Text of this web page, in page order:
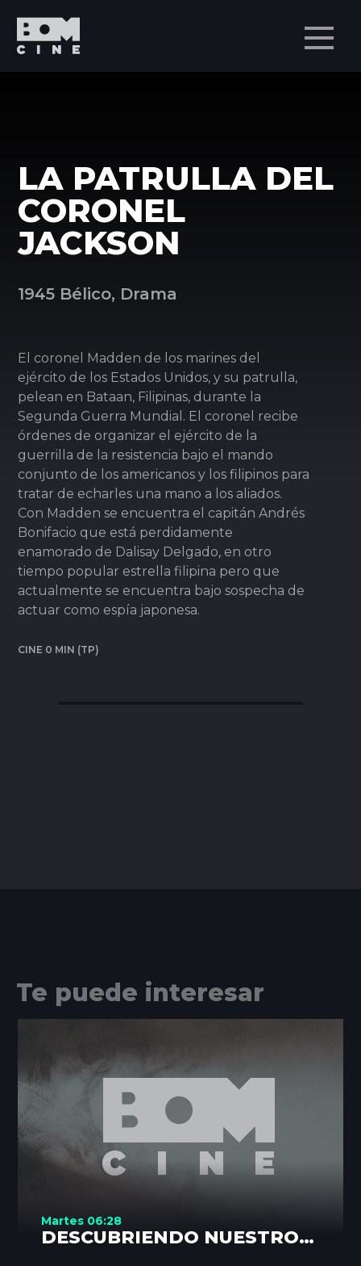
LA PATRULLA DEL
CORONEL
JACKSON
1945 Bélico, Drama
El coronel Madden de los marines del
ejército de los Estados Unidos, y su patrulla,
pelean en Bataan, Filipinas, durante la
Segunda Guerra Mundial. El coronel recibe
órdenes de organizar el ejército de la
guerrilla de la resistencia bajo el mando
conjunto de los americanos y los filipinos para
tratar de echarles una mano a los aliados.
Con Madden se encuentra el capitán Andrés
Bonifacio que está perdidamente
enamorado de Dalisay Delgado, en otro
tiempo popular estrella filipina pero que
actualmente se encuentra bajo sospecha de
actuar como espía japonesa.
CINE 0 MIN (TP)
Te puede interesar
Martes 06:28
DESCUBRIENDO NUESTROS